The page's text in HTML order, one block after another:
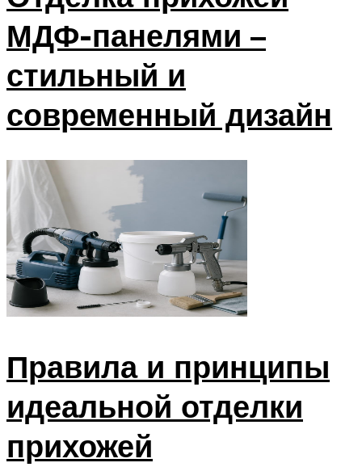
МДФ-панелями –
стильный и
современный дизайн
Правила и принципы
идеальной отделки
прихожей